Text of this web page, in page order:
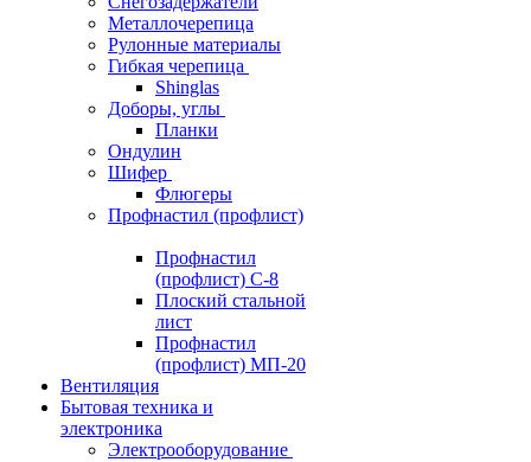
Металлочерепица
Рулонные материалы
Гибкая черепица
Shinglas
Доборы, углы
Планки
Ондулин
Шифер
Флюгеры
Профнастил (профлист)
Профнастил
(профлист) С-8
Плоский стальной
лист
Профнастил
(профлист) МП-20
Вентиляция
Бытовая техника и
электроника
Электрооборудование